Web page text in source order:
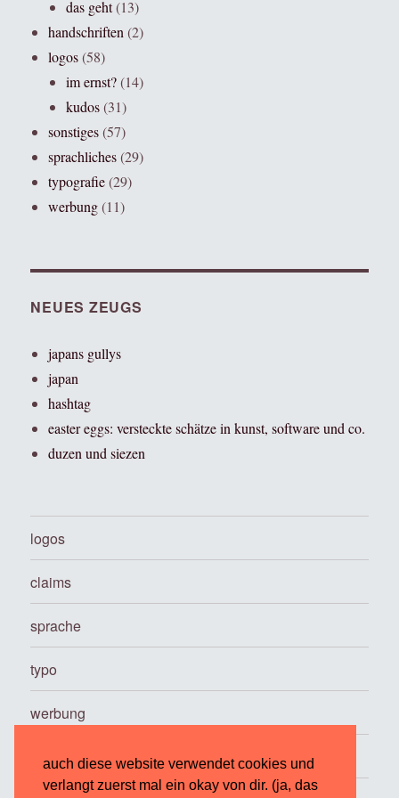
auch diese website verwendet cookies und
verlangt zuerst mal ein okay von dir. (ja, das
das geht(13)
handschriften(2)
logos(58)
im ernst?(14)
kudos(31)
sonstiges(57)
sprachliches(29)
typografie(29)
werbung(11)
NEUES ZEUGS
japans gullys
japan
hashtag
easter eggs: versteckte schätze in kunst, software und co.
duzen und siezen
logos
claims
sprache
typo
werbung
…